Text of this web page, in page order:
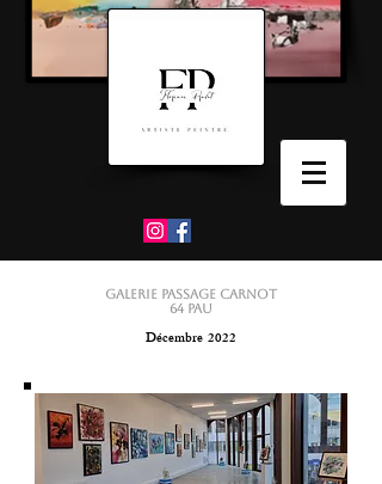
GALERIE PASSAGE CARNOT
64 PAU
Décembre 2022